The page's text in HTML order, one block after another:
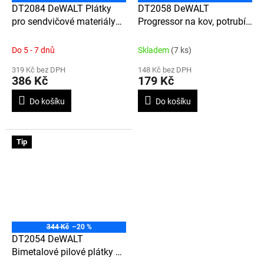
DT2084 DeWALT Plátky
pro sendvičové materiály
(T718BF)
Do 5 - 7 dnů
319 Kč bez DPH
386 Kč
Do košíku
DT2058 DeWALT
Progressor na kov, potrubí
(T123X)
Skladem (7 ks)
148 Kč bez DPH
179 Kč
Do košíku
Tip
344 Kč –20 %
DT2054 DeWALT
Bimetalové pilové plátky na